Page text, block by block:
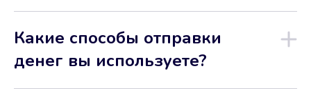
Какие способы отправки
денег вы используете?